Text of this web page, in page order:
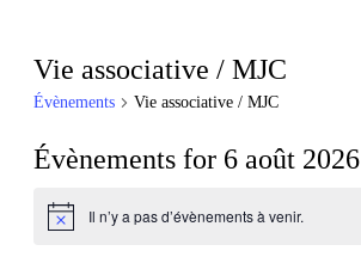
Vie associative / MJC
Évènements Vie associative / MJC
Évènements for 6 août 2026
Notice Il n’y a pas d’évènements à venir.